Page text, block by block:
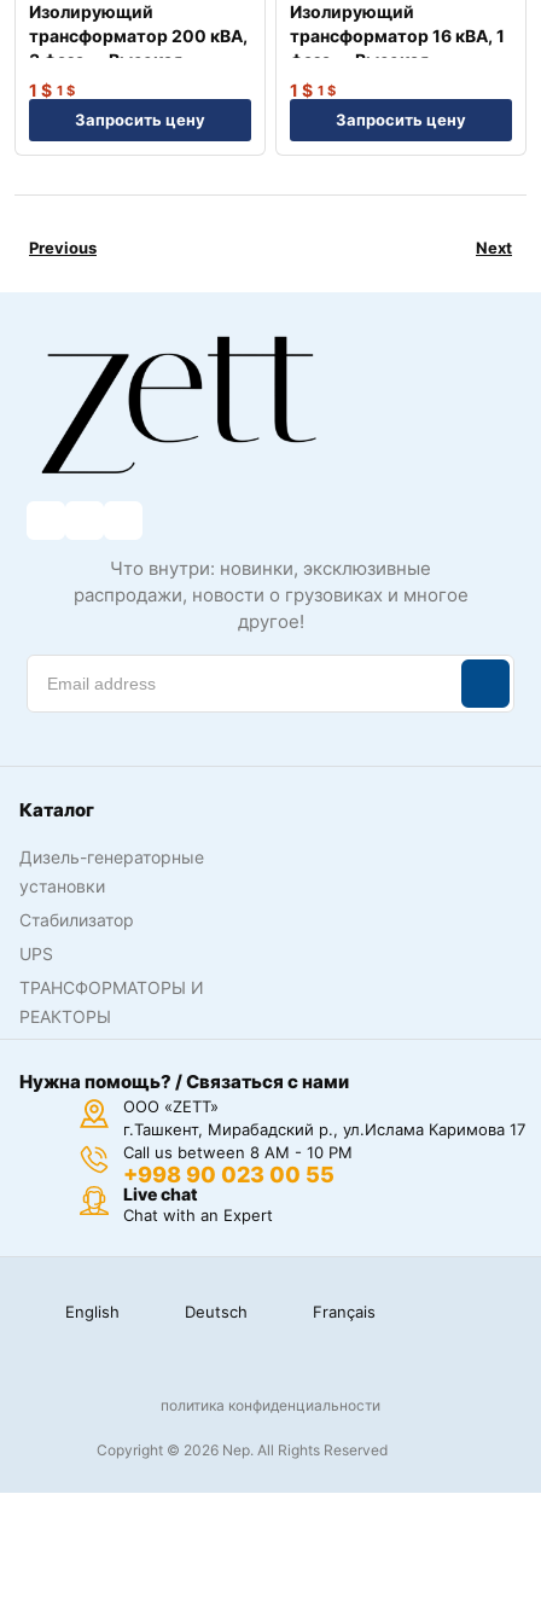
Изолирующий
трансформатор 200 кВА,
3 фаза — Высокая
надежность NEP
1 $ 1 $
Запросить цену
Изолирующий
трансформатор 16 кВА, 1
фаза — Высокая
надежность NEP
1 $ 1 $
Запросить цену
Previous Next
Что внутри: новинки, эксклюзивные
распродажи, новости о грузовиках и многое
другое!
Каталог
Дизель-генераторные
установки
Стабилизатор
UPS
ТРАНСФОРМАТОРЫ И
РЕАКТОРЫ
Нужна помощь? / Связаться с нами
ООО «ZETT»
г.Ташкент, Мирабадский р., ул.Ислама Каримова 17
Call us between 8 AM - 10 PM
+998 90 023 00 55
Live chat
Chat with an Expert
English Deutsch Français
Copyright © 2026 Nep. All Rights Reserved
политика конфиденциальности